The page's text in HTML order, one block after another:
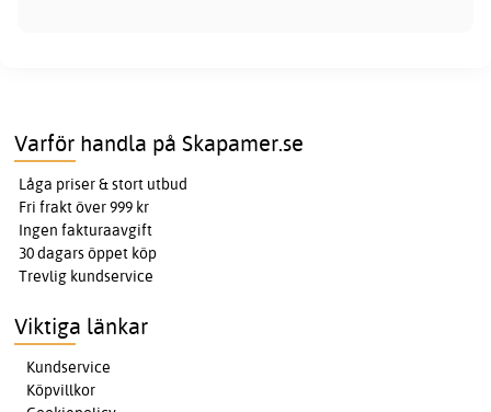
Varför handla på Skapamer.se
Låga priser & stort utbud
Fri frakt över 999 kr
Ingen fakturaavgift
30 dagars öppet köp
Trevlig kundservice
Viktiga länkar
Kundservice
Köpvillkor